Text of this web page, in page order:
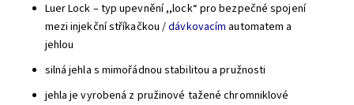
Luer Lock – typ upevnění ,,lock“ pro bezpečné spojení
mezi injekční stříkačkou /dávkovacím automatem a
jehlou
silná jehla s mimořádnou stabilitou a pružnosti
jehla je vyrobená z pružinové tažené chromniklové